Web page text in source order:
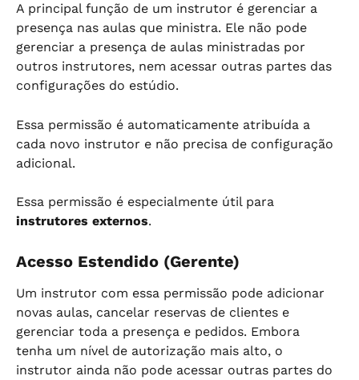
A principal função de um instrutor é gerenciar a
presença nas aulas que ministra. Ele não pode
gerenciar a presença de aulas ministradas por
outros instrutores, nem acessar outras partes das
configurações do estúdio.
Essa permissão é automaticamente atribuída a
cada novo instrutor e não precisa de configuração
adicional.
Essa permissão é especialmente útil para
instrutores externos.
Acesso Estendido (Gerente)
Um instrutor com essa permissão pode adicionar
novas aulas, cancelar reservas de clientes e
gerenciar toda a presença e pedidos. Embora
tenha um nível de autorização mais alto, o
instrutor ainda não pode acessar outras partes do